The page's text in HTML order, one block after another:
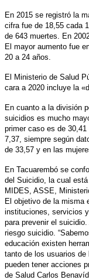
En 2015 se registró la
cifra fue de 18,55 cada
de 643 muertes. En
El mayor aumento fue
20 a 24 años.
El Ministerio de Salud
cara a 2020 incluye la
En cuanto a la división
suicidios es mucho
primer caso es de
7,37, siempre según
de 33,57 y en las
En Tacuarembó se
del Suicidio, la cual
MIDES, ASSE,
El objetivo de la misma
instituciones, servicios
para prevenir el
riesgo suicidio.
educación existen
tanto de los usuarios
pueden tener acciones
de Salud Carlos